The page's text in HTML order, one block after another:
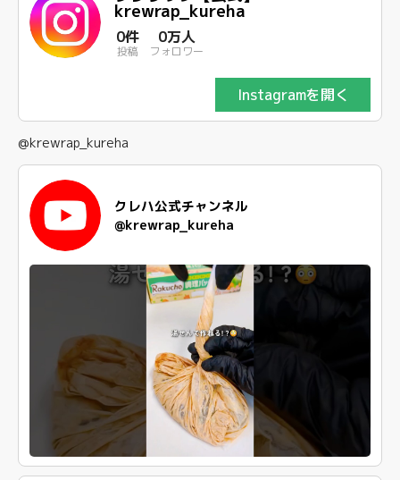
krewrap_kureha
0件
投稿
0万人
フォロワー
Instagramを開く
@krewrap_kureha
クレハ公式チャンネル
@krewrap_kureha